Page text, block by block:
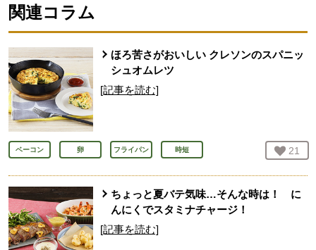
関連コラム
ほろ苦さがおいしい クレソンのスパニッ
シュオムレツ
[記事を読む]
ベーコン 卵 フライパン 時短 お気
21
ちょっと夏バテ気味…そんな時は！ に
んにくでスタミナチャージ！
[記事を読む]